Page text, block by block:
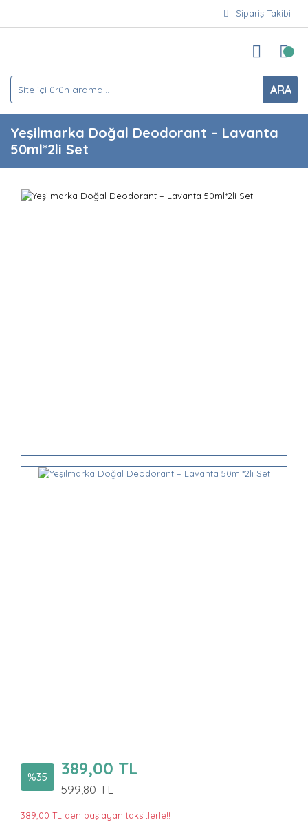
Sipariş Takibi
ARA
Yeşilmarka Doğal Deodorant – Lavanta
50ml*2li Set
%35 389,00 TL
599,80 TL
389,00 TL den başlayan taksitlerle!!